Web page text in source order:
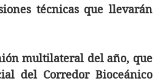
técnicas que llevarán
multilateral del año, que
del Corredor Bioceánico